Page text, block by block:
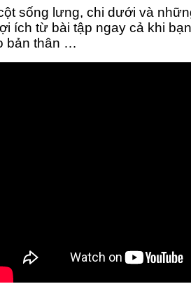
sống lưng, chi dưới và
ích từ bài tập ngay cả khi
bản thân …